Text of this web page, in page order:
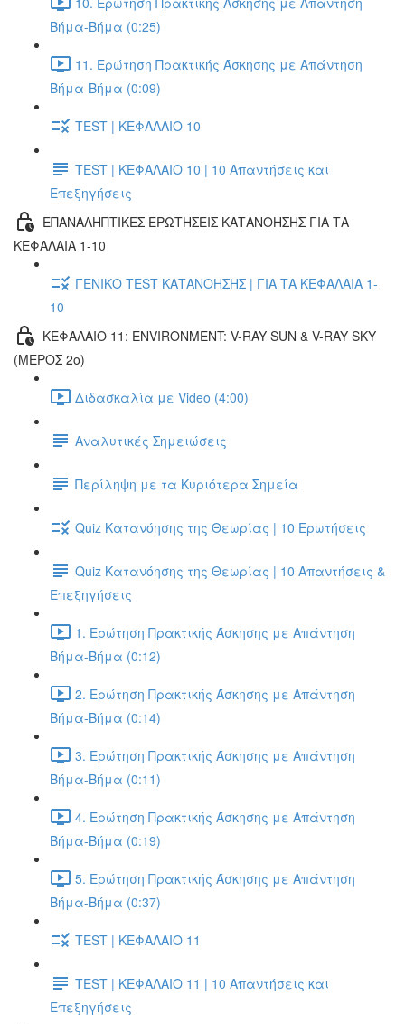
Βήμα-Βήμα (0:25)
11. Ερώτηση Πρακτικής Άσκησης με Απάντηση
Βήμα-Βήμα (0:09)
TEST | ΚΕΦΑΛΑΙΟ 10
TEST | ΚΕΦΑΛΑΙΟ 10 | 10 Απαντήσεις και
Επεξηγήσεις
ΕΠΑΝΑΛΗΠΤΙΚΕΣ ΕΡΩΤΗΣΕΙΣ ΚΑΤΑΝΟΗΣΗΣ ΓΙΑ ΤΑ
ΚΕΦΑΛΑΙΑ 1-10
ΓΕΝΙΚΟ TEST ΚΑΤΑΝΟΗΣΗΣ | ΓΙΑ ΤΑ ΚΕΦΑΛΑΙΑ 1-
10
ΚΕΦΑΛΑΙΟ 11: ENVIRONMENT: V-RAY SUN & V-RAY SKY
(ΜΕΡΟΣ 2ο)
Διδασκαλία με Video (4:00)
Αναλυτικές Σημειώσεις
Περίληψη με τα Κυριότερα Σημεία
Quiz Κατανόησης της Θεωρίας | 10 Ερωτήσεις
Quiz Κατανόησης της Θεωρίας | 10 Απαντήσεις &
Επεξηγήσεις
1. Ερώτηση Πρακτικής Άσκησης με Απάντηση
Βήμα-Βήμα (0:12)
2. Ερώτηση Πρακτικής Άσκησης με Απάντηση
Βήμα-Βήμα (0:14)
3. Ερώτηση Πρακτικής Άσκησης με Απάντηση
Βήμα-Βήμα (0:11)
4. Ερώτηση Πρακτικής Άσκησης με Απάντηση
Βήμα-Βήμα (0:19)
5. Ερώτηση Πρακτικής Άσκησης με Απάντηση
Βήμα-Βήμα (0:37)
TEST | ΚΕΦΑΛΑΙΟ 11
TEST | ΚΕΦΑΛΑΙΟ 11 | 10 Απαντήσεις και
Επεξηγήσεις